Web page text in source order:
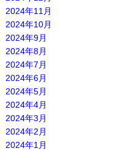
2024年11月
2024年10月
2024年9月
2024年8月
2024年7月
2024年6月
2024年5月
2024年4月
2024年3月
2024年2月
2024年1月